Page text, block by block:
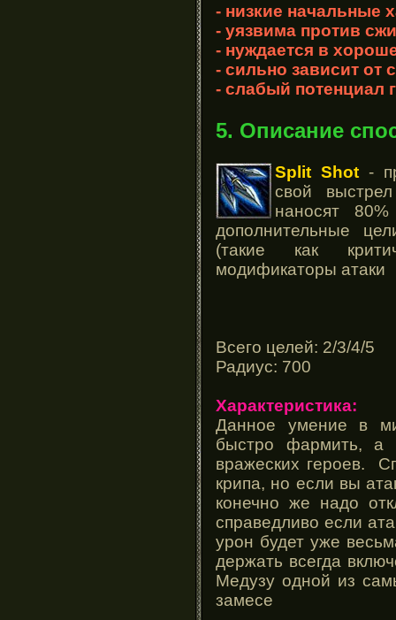
- низкие начальные
- уязвима против
- нуждается в
- сильно зависит от
- слабый потенциал
5. Описание
Split Shot-
свой
наносят
дополнительные
(такие как
модификаторы атаки
Всего целей: 2/3/4/5
Радиус: 700
Характеристика:
Данное умение в
быстро фармить, а
вражеских героев.
крипа, но если вы
конечно же надо
справедливо если
урон будет уже
держать всегда
Медузу одной из
замесе